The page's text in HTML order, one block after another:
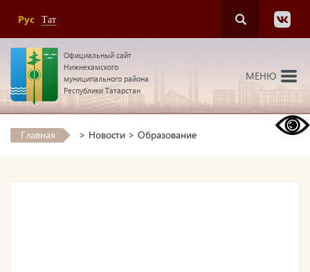
Рус Тат
Официальный сайт
Нижнекамского
муниципального района
Республики Татарстан
МЕНЮ
Главная > Новости > Образование